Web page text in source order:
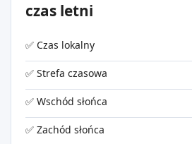
czas letni
✅ Czas lokalny
✅ Strefa czasowa
✅ Wschód słońca
✅ Zachód słońca